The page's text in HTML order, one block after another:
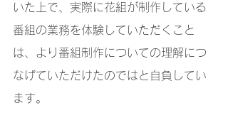
いた上で、実際に花組が制作している
番組の業務を体験していただくこと
は、より番組制作についての理解につ
なげていただけたのではと自負してい
ます。